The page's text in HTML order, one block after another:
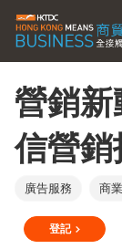
營銷
信營銷
廣告服務 商
傳媒
香港
登記